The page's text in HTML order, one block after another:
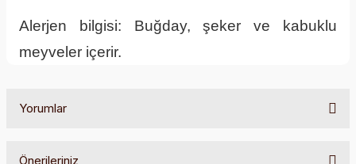
Alerjen bilgisi: Buğday, şeker ve kabuklu
meyveler içerir.
Yorumlar
Önerileriniz